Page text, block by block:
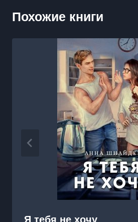
Похожие книги
Я тебя не хочу